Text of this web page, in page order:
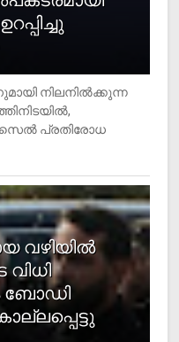
നിലനില്‍ക്കുന്ന
പ്രതിരോധ
വഴിയില്‍
വിധി
ബോഡി